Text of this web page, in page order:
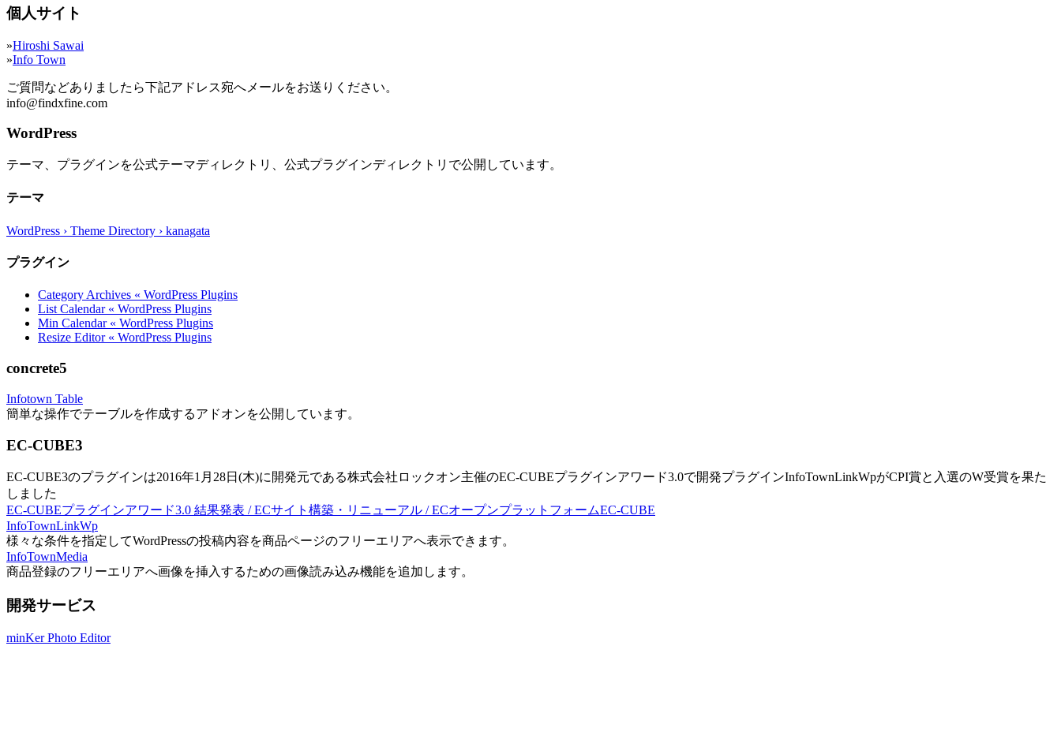
個人サイト
»Hiroshi Sawai
»Info Town
ご質問などありましたら下記アドレス宛へメールをお送りください。
info@findxfine.com
WordPress
テーマ、プラグインを公式テーマディレクトリ、公式プラグインディレクトリで公開しています。
テーマ
WordPress › Theme Directory › kanagata
プラグイン
Category Archives « WordPress Plugins
List Calendar « WordPress Plugins
Min Calendar « WordPress Plugins
Resize Editor « WordPress Plugins
concrete5
Infotown Table
簡単な操作でテーブルを作成するアドオンを公開しています。
EC-CUBE3
EC-CUBE3のプラグインは2016年1月28日(木)に開発元である株式会社ロックオン主催のEC-CUBEプラグインアワード3.0で開発プラグインInfoTownLinkWpがCPI賞と入選のW受賞を果た
しました
EC-CUBEプラグインアワード3.0 結果発表 / ECサイト構築・リニューアル / ECオープンプラットフォームEC-CUBE
InfoTownLinkWp
様々な条件を指定してWordPressの投稿内容を商品ページのフリーエリアへ表示できます。
InfoTownMedia
商品登録のフリーエリアへ画像を挿入するための画像読み込み機能を追加します。
開発サービス
minKer Photo Editor